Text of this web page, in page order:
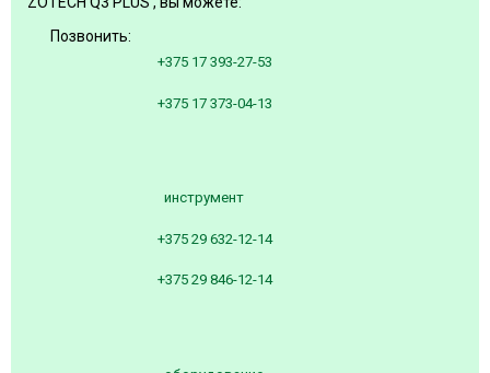
Позвонить:
+375 17 393-27-53
+375 17 373-04-13
инструмент
+375 29 632-12-14
+375 29 846-12-14